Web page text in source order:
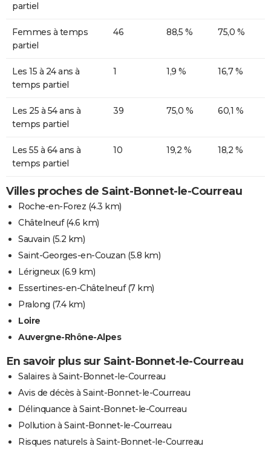
partiel
Femmes à temps
partiel
46 88,5 % 75,0 %
Les 15 à 24 ans à
temps partiel
1 1,9 % 16,7 %
Les 25 à 54 ans à
temps partiel
39 75,0 % 60,1 %
Les 55 à 64 ans à
temps partiel
10 19,2 % 18,2 %
Villes proches de Saint-Bonnet-le-Courreau
Roche-en-Forez (4.3 km)
Châtelneuf(4.6 km)
Sauvain (5.2 km)
Saint-Georges-en-Couzan (5.8 km)
Lérigneux(6.9 km)
Essertines-en-Châtelneuf(7 km)
Pralong (7.4 km)
Loire
Auvergne-Rhône-Alpes
En savoir plus sur Saint-Bonnet-le-Courreau
Salaires à Saint-Bonnet-le-Courreau
Avis de décès à Saint-Bonnet-le-Courreau
Délinquance à Saint-Bonnet-le-Courreau
Pollution à Saint-Bonnet-le-Courreau
Risques naturels à Saint-Bonnet-le-Courreau